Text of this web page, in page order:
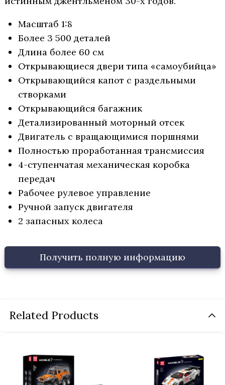
Масштаб 1:8
Более 3 500 деталей
Длина более 60 см
Открывающиеся двери типа «самоубийца»
Открывающийся капот с раздельными
створками
Открывающийся багажник
Детализированный моторный отсек
Двигатель с вращающимися поршнями
Полностью проработанная трансмиссия
4-ступенчатая механическая коробка
передач
Рабочее рулевое управление
Ручной запуск двигателя
2 запасных колеса
Получить полную информацию
Ваше имя
Related Products